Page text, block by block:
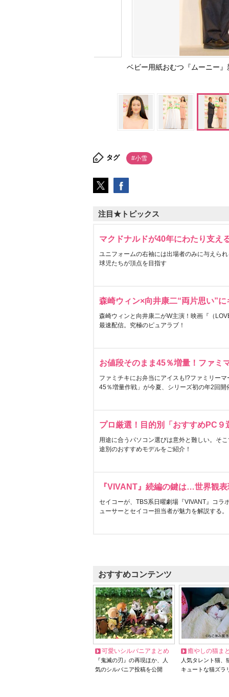
ベビー用紙おむつ『ムーニー
タグ #小雪
注目★トピックス
マクドナルドが40年にわたり支え
ユニフォームの右袖には出場者のみに与えら
球児たちが頂点を目指す
森崎ウィン×向井康二“両片思い”
森崎ウィンと向井康二がW主演！映画『（
最速配信。究極のピュアラブ！
お値段そのまま45％増量！ファミ
ファミチキにお弁当にアイスも!?ファミリー
45％増量作戦」が今夏、シリーズ初の年2回開
プロ厳選！目的別「おすすめPC９
用途に合うパソコン選びは意外と難しい。そ
途別のおすすめモデルをご紹介！
『VIVANT』続編の鍵は…世界観
セイコーが、TBS系日曜劇場『VIVANT』コラ
ューサーとセイコー担当者が魅力を解説する。
おすすめコンテンツ
可愛いシルバニアまとめ
『鬼滅の刃』の再現ほか、人
気のシルバニア投稿を公開
癒やしの猫ま
人気タレント猫
キュートな猫ズラ